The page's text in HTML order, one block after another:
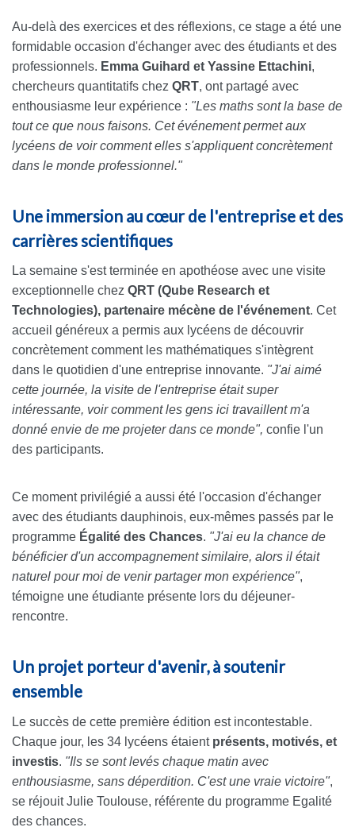
Au-delà des exercices et des réflexions, ce stage a été une
formidable occasion d'échanger avec des étudiants et des
professionnels. Emma Guihard et Yassine Ettachini,
chercheurs quantitatifs chez QRT, ont partagé avec
enthousiasme leur expérience : "Les maths sont la base de
tout ce que nous faisons. Cet événement permet aux
lycéens de voir comment elles s'appliquent concrètement
dans le monde professionnel."
Une immersion au cœur de l'entreprise et des
carrières scientifiques
La semaine s'est terminée en apothéose avec une visite
exceptionnelle chez QRT (Qube Research et
Technologies), partenaire mécène de l'événement. Cet
accueil généreux a permis aux lycéens de découvrir
concrètement comment les mathématiques s'intègrent
dans le quotidien d'une entreprise innovante. "J'ai aimé
cette journée, la visite de l'entreprise était super
intéressante, voir comment les gens ici travaillent m'a
donné envie de me projeter dans ce monde", confie l'un
des participants.
Ce moment privilégié a aussi été l'occasion d'échanger
avec des étudiants dauphinois, eux-mêmes passés par le
programme Égalité des Chances. "J'ai eu la chance de
bénéficier d'un accompagnement similaire, alors il était
naturel pour moi de venir partager mon expérience",
témoigne une étudiante présente lors du déjeuner-
rencontre.
Un projet porteur d'avenir, à soutenir
ensemble
Le succès de cette première édition est incontestable.
Chaque jour, les 34 lycéens étaient présents, motivés, et
investis. "Ils se sont levés chaque matin avec
enthousiasme, sans déperdition. C'est une vraie victoire",
se réjouit Julie Toulouse, référente du programme Egalité
des chances.